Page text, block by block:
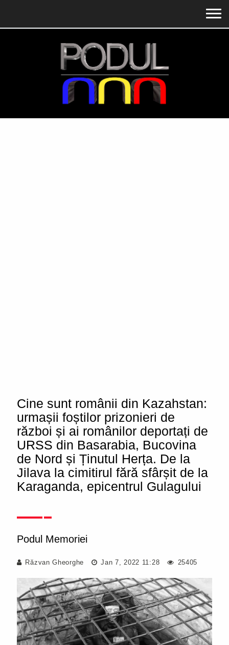
Cine sunt românii din Kazahstan:
urmașii foștilor prizonieri de
război și ai românilor deportați de
URSS din Basarabia, Bucovina
de Nord și Ținutul Herța. De la
Jilava la cimitirul fără sfârșit de la
Karaganda, epicentrul Gulagului
Podul Memoriei
Răzvan Gheorghe Jan 7, 2022 11:28 25405